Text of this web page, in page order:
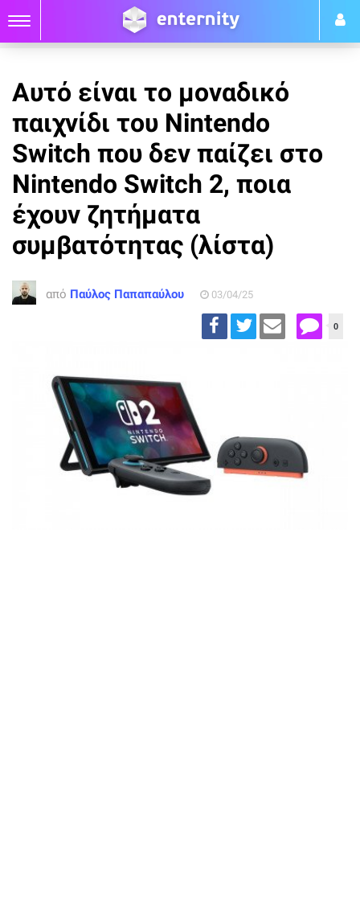
Αυτό είναι το μοναδικό
παιχνίδι του Nintendo
Switch που δεν παίζει στο
Nintendo Switch 2, ποια
έχουν ζητήματα
συμβατότητας (λίστα)
από Παύλος Παπαπαύλου 03/04/25
0